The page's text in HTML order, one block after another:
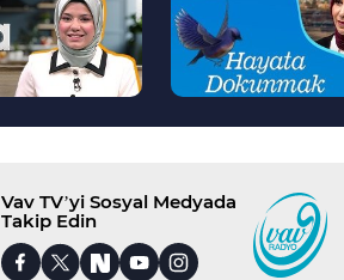
Vav TV’yi Sosyal Medyada
Takip Edin